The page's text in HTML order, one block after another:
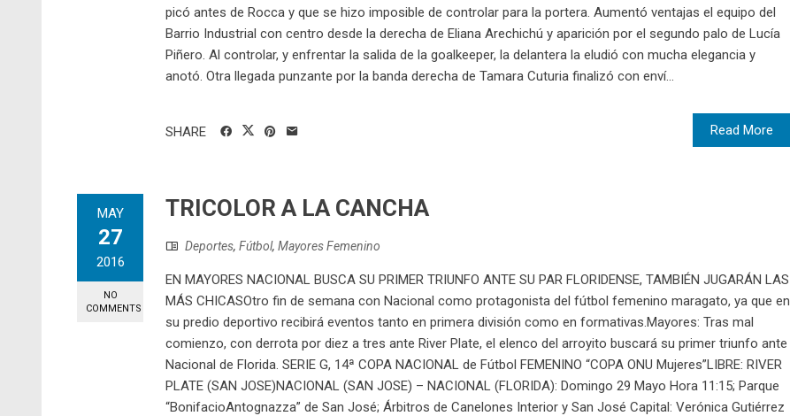
picó antes de Rocca y que se hizo imposible de controlar para la portera. Aumentó ventajas el equipo del
Barrio Industrial con centro desde la derecha de Eliana Arechichú y aparición por el segundo palo de Lucía
Piñero. Al controlar, y enfrentar la salida de la goalkeeper, la delantera la eludió con mucha elegancia y
anotó. Otra llegada punzante por la banda derecha de Tamara Cuturia finalizó con enví...
Read More
SHARE
MAY
27
2016
NO
COMMENTS
TRICOLOR A LA CANCHA
Deportes, Fútbol, Mayores Femenino
EN MAYORES NACIONAL BUSCA SU PRIMER TRIUNFO ANTE SU PAR FLORIDENSE, TAMBIÉN JUGARÁN LAS
MÁS CHICASOtro fin de semana con Nacional como protagonista del fútbol femenino maragato, ya que en
su predio deportivo recibirá eventos tanto en primera división como en formativas.Mayores: Tras mal
comienzo, con derrota por diez a tres ante River Plate, el elenco del arroyito buscará su primer triunfo ante
Nacional de Florida. SERIE G, 14ª COPA NACIONAL de Fútbol FEMENINO “COPA ONU Mujeres”LIBRE: RIVER
PLATE (SAN JOSE)NACIONAL (SAN JOSE) – NACIONAL (FLORIDA): Domingo 29 Mayo Hora 11:15; Parque
“BonifacioAntognazza” de San José; Árbitros de Canelones Interior y San José Capital: Verónica Gutiérrez